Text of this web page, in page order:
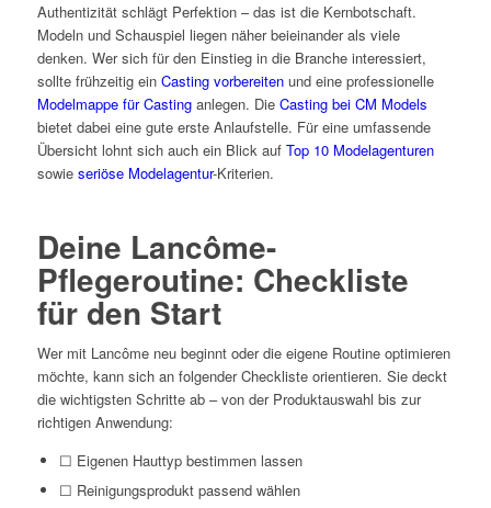
Authentizität schlägt Perfektion – das ist die Kernbotschaft.
Modeln und Schauspiel liegen näher beieinander als viele
denken. Wer sich für den Einstieg in die Branche interessiert,
sollte frühzeitig ein Casting vorbereitenund eine professionelle
Modelmappe für Castinganlegen. Die Casting bei CM Models
bietet dabei eine gute erste Anlaufstelle. Für eine umfassende
Übersicht lohnt sich auch ein Blick auf Top 10 Modelagenturen
sowie seriöse Modelagentur-Kriterien.
Deine Lancôme-
Pflegeroutine: Checkliste
für den Start
Wer mit Lancôme neu beginnt oder die eigene Routine optimieren
möchte, kann sich an folgender Checkliste orientieren. Sie deckt
die wichtigsten Schritte ab – von der Produktauswahl bis zur
richtigen Anwendung:
☐ Eigenen Hauttyp bestimmen lassen
☐ Reinigungsprodukt passend wählen